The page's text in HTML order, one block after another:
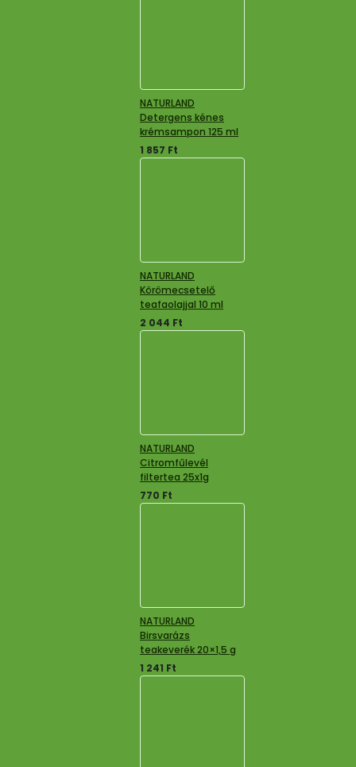
NATURLAND
Detergens kénes
krémsampon 125 ml
1 857 Ft
NATURLAND
Körömecsetelő
teafaolajjal 10 ml
2 044 Ft
NATURLAND
Citromfűlevél
filtertea 25x1g
770 Ft
NATURLAND
Birsvarázs
teakeverék 20×1,5 g
1 241 Ft